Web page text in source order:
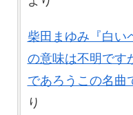
柴田まゆみ『白
の意味は不明です
であろうこの
り